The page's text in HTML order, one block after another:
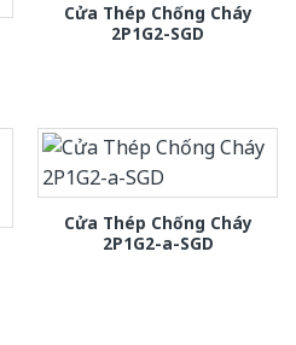
Cửa Thép Chống Cháy
2P1G2-SGD
Cửa Thép Chống Cháy
2P1G2-a-SGD